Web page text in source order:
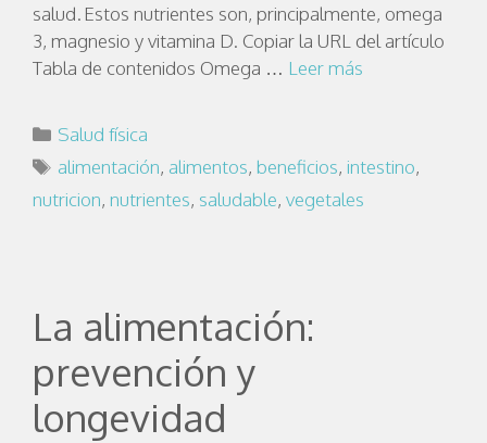
salud. Estos nutrientes son, principalmente, omega
3, magnesio y vitamina D. Copiar la URL del artículo
Tabla de contenidos Omega … Leer más
Salud física
alimentación, alimentos, beneficios, intestino,
nutricion, nutrientes, saludable, vegetales
La alimentación:
prevención y
longevidad